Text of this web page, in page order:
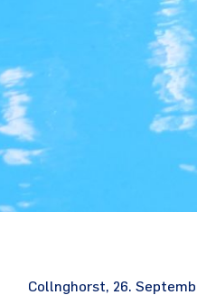
Collnghorst, 26.